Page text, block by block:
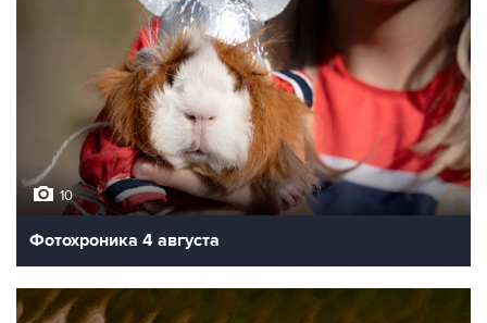
10
Фотохроника 4 августа